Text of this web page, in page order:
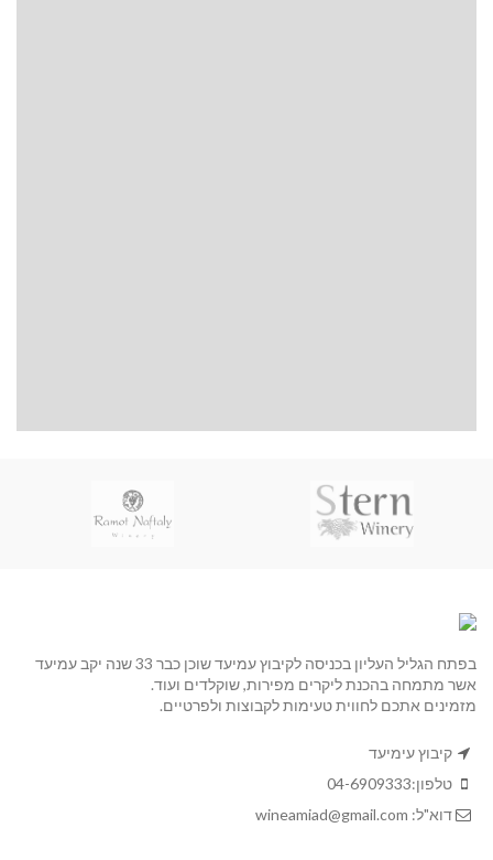
בפתח הגליל העליון בכניסה לקיבוץ עמיעד שוכן כבר 33 שנה יקב עמיעד
אשר מתמחה בהכנת ליקרים מפירות, שוקלדים ועוד.
מזמינים אתכם לחווית טעימות לקבוצות ולפרטיים.
קיבוץ עימיעד
טלפון:04-6909333
דוא"ל: wineamiad@gmail.com